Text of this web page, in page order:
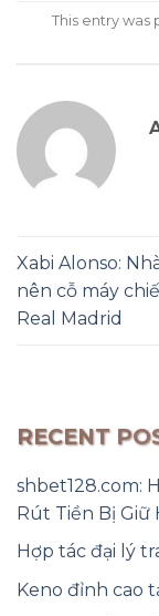
This entry was
Xabi Alonso:
nên cỗ máy
Real Madrid
RECENT
shbet128.com:
Rút Tiền Bị Giữ
Hợp tác đại lý
Keno đỉnh cao